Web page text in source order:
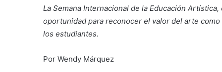
La Semana Internacional de la Educación
oportunidad para reconocer el valor del arte
los estudiantes.
Por Wendy Márquez